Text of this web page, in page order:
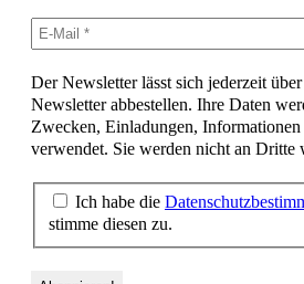
Der Newsletter lässt sich jederzeit
Newsletter abbestellen. Ihre Daten
Zwecken, Einladungen, Informationen
verwendet. Sie werden nicht an Dritte
Ich habe die
stimme diesen zu.